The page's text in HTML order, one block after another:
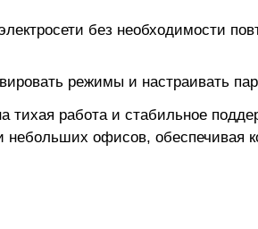
без необходимости
режимы и настраивать
работа и стабильное
небольших офисов, обеспечивая